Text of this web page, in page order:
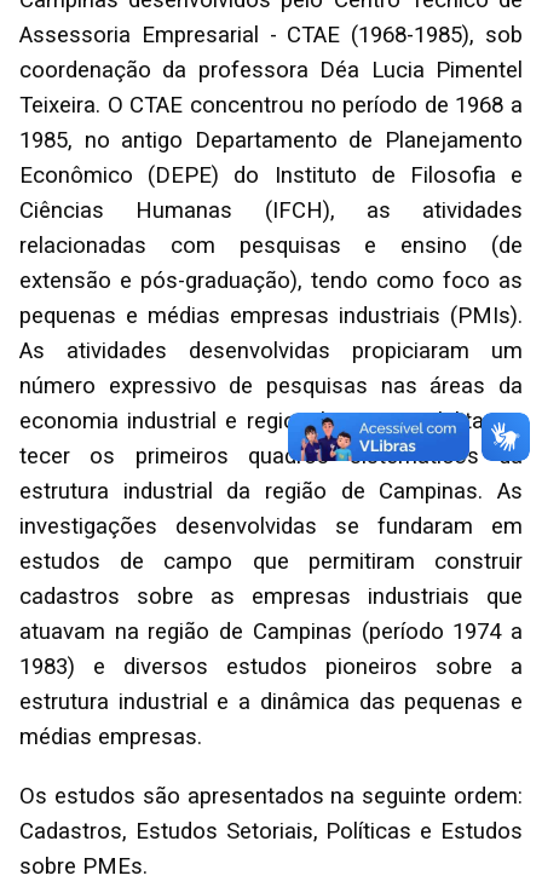
Assessoria Empresarial - CTAE (1968-1985), sob
coordenação da professora Déa Lucia Pimentel
Teixeira. O CTAE concentrou no período de 1968 a
1985, no antigo Departamento de Planejamento
Econômico (DEPE) do Instituto de Filosofia e
Ciências Humanas (IFCH), as atividades
relacionadas com pesquisas e ensino (de
extensão e pós-graduação), tendo como foco as
pequenas e médias empresas industriais (PMIs).
As atividades desenvolvidas propiciaram um
número expressivo de pesquisas nas áreas da
economia industrial e regional, que possibilitaram
tecer os primeiros quadros sistemáticos da
estrutura industrial da região de Campinas. As
investigações desenvolvidas se fundaram em
estudos de campo que permitiram construir
cadastros sobre as empresas industriais que
atuavam na região de Campinas (período 1974 a
1983) e diversos estudos pioneiros sobre a
estrutura industrial e a dinâmica das pequenas e
médias empresas.
Os estudos são apresentados na seguinte ordem:
Cadastros, Estudos Setoriais, Políticas e Estudos
sobre PMEs.